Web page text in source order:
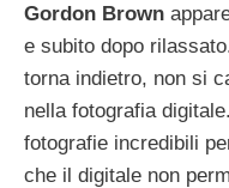
Gordon Brown
e subito dopo
torna indietro, non si
nella fotografia
fotografie incredibili
che il digitale non